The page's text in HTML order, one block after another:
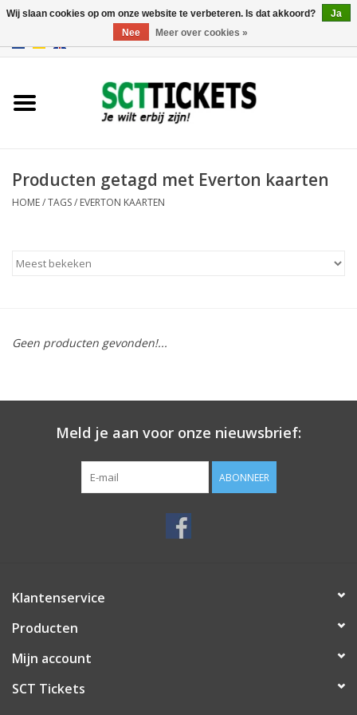
Frankrijk
Producten getagd met Everton kaarten
HOME/TAGS/ EVERTON KAARTEN
Geen producten gevonden!...
Meld je aan voor onze nieuwsbrief:
ABONNEER
Klantenservice
Producten
Mijn account
SCT Tickets
Wij slaan cookies op om onze website te verbeteren. Is dat akkoord?
Ja
Nee
Meer over cookies »